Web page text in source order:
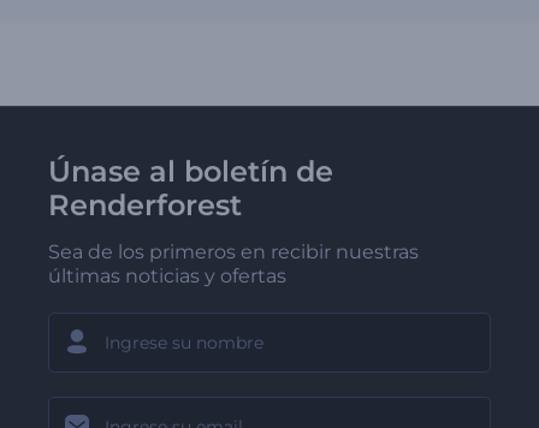
Únase al boletín de
Renderforest
Sea de los primeros en recibir nuestras
últimas noticias y ofertas